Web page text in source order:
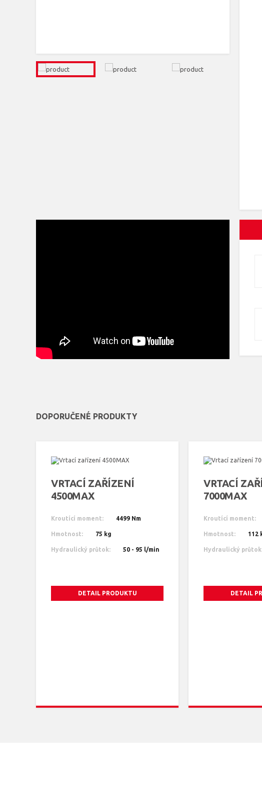
DOPORUČENÉ PRODUKTY
VRTACÍ ZAŘÍZENÍ
4500MAX
Kroutící moment: 4499 Nm
Hmotnost: 75 kg
Hydraulický průtok: 50 - 95 l/min
DETAIL PRODUKTU
VRTACÍ
7000MAX
Kroutící moment:
Hmotnost: 112
Hydraulický
DETAIL